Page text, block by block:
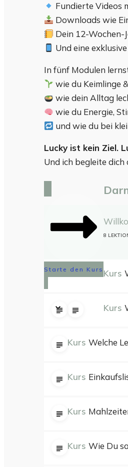
Fundierte Videos
Downloads wie
Dein 12-Wochen-
Und eine
In fünf Modulen
wie du Keimlinge
wie dein Alltag
wie du Energie,
und wie du bei
Lucky ist kein Ziel.
Und ich begleite
Starte den Kurs
8
Kurs
Kurs
Kurs Welche
Kurs
Kurs
Kurs Wie Du